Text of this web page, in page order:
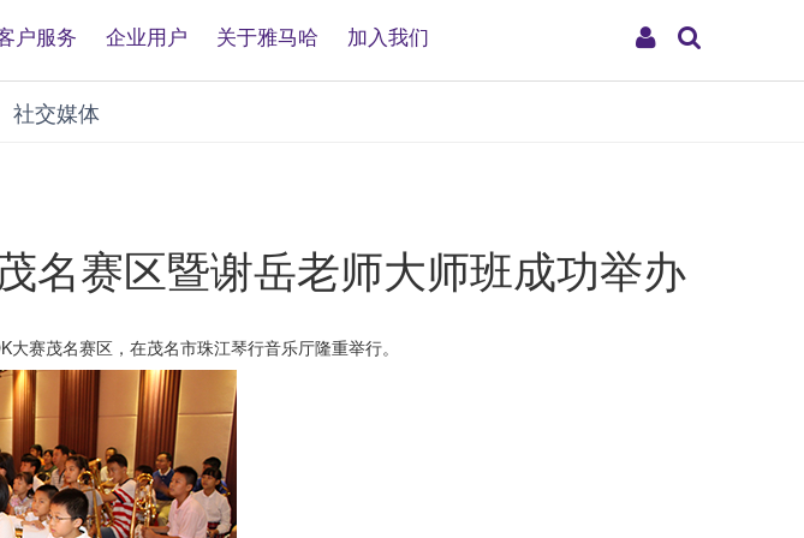
My
户服务 企业用户 关于雅马哈 加入我们
社交媒体
名赛区暨谢岳老师大师班成功举办
赛茂名赛区，在茂名市珠江琴行音乐厅隆重举行。